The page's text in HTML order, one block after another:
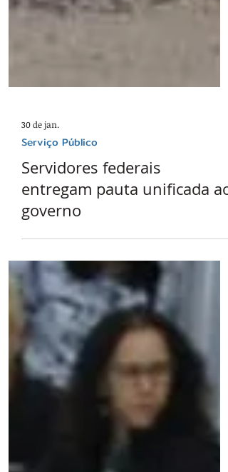
Serviço Público
Servidores federais
entregam pauta unificada ao
governo